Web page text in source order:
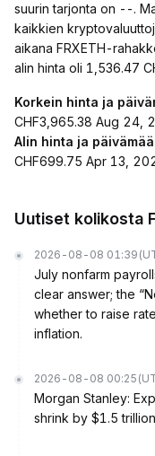
suurin tarjonta on --.
kaikkien
aikana FRXETH-
alin hinta oli 1,536.47
Korkein hinta ja
CHF3,965.38 Aug 24,
Alin hinta ja
CHF699.75 Apr 13,
Uutiset kolikosta
2026-08-08 01:39
July nonfarm
clear answer; the
whether to raise
inflation.
2026-08-08 00:25
Morgan Stanley:
shrink by $1.5 trillion